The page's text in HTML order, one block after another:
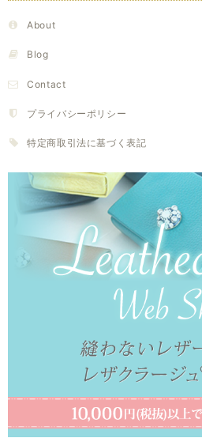
About
Blog
Contact
プライバシーポリシー
特定商取引法に基づく表記